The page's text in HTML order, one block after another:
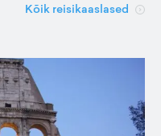
Kõik reisikaaslased